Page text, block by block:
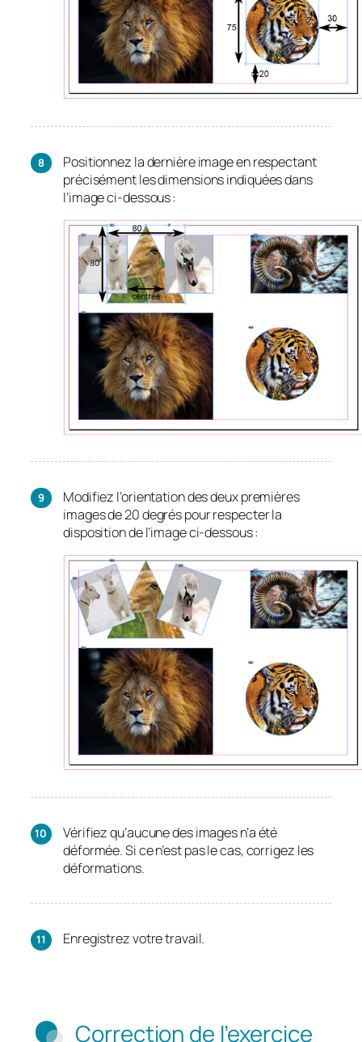
Positionnez la dernière image en respectant
précisément les dimensions indiquées dans
l’image ci-dessous :
Modifiez l’orientation des deux premières
images de 20 degrés pour respecter la
disposition de l’image ci-dessous :
Vérifiez qu’aucune des images n’a été
déformée. Si ce n’est pas le cas, corrigez les
déformations.
Enregistrez votre travail.
Correction de l’exercice